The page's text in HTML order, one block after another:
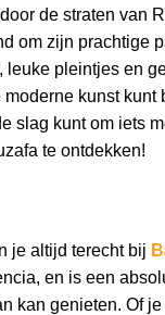
de straten van
om zijn prachtige
pleintjes en
moderne kunst
slag kunt om iets
te ontdekken!
je altijd terecht bij
en is een
kan genieten. Of